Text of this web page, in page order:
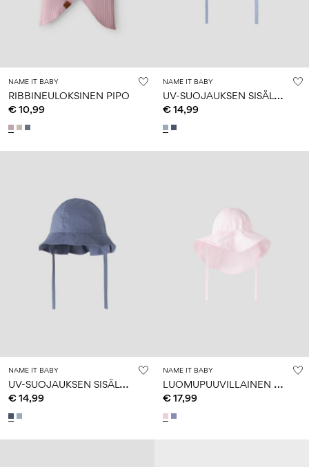
NAME IT BABY
RIBBINEULOKSINEN PIPO
€ 10,99
NAME IT BABY
U
V-SUOJAUKSEN SISÄLTÄVÄT AURINKOHATTU
€ 14,99
NAME IT BABY
U
V-SUOJAUKSEN SISÄLTÄVÄT AURINKOHATTU
€ 14,99
NAME IT BABY
L
UOMUPUUVILLAINEN AURINKOHATTU
€ 17,99